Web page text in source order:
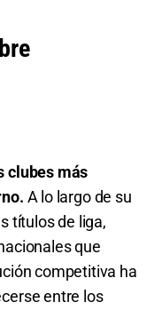
S/ 2
S/ 18,10
clubes más
A lo largo de su
títulos de liga,
que
competitiva ha
entre los